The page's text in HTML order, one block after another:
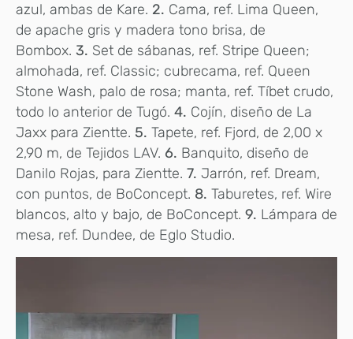
azul, ambas de Kare. 2. Cama, ref. Lima Queen,
de apache gris y madera tono brisa, de
Bombox. 3. Set de sábanas, ref. Stripe Queen;
almohada, ref. Classic; cubrecama, ref. Queen
Stone Wash, palo de rosa; manta, ref. Tíbet crudo,
todo lo anterior de Tugó. 4. Cojín, diseño de La
Jaxx para Zientte. 5. Tapete, ref. Fjord, de 2,00 x
2,90 m, de Tejidos LAV. 6. Banquito, diseño de
Danilo Rojas, para Zientte. 7. Jarrón, ref. Dream,
con puntos, de BoConcept. 8. Taburetes, ref. Wire
blancos, alto y bajo, de BoConcept. 9. Lámpara de
mesa, ref. Dundee, de Eglo Studio.